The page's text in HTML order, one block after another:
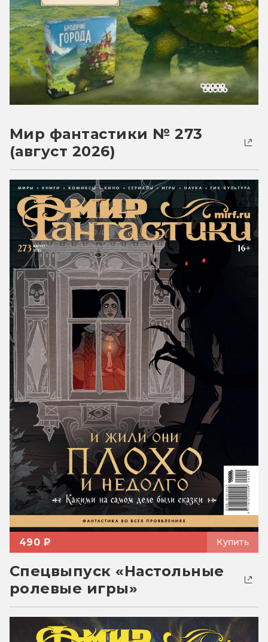
Мир фантастики № 273
(август 2026)
490 ₽ Купить
Спецвыпуск «Настольные
ролевые игры»